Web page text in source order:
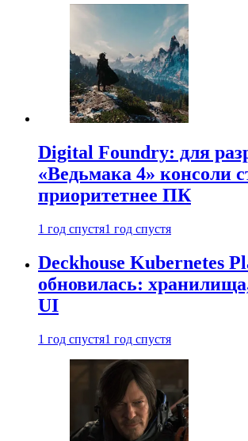
Digital Foundry: для
«Ведьмака 4» консоли
приоритетнее ПК
1 год спустя1 год спустя
Deckhouse Kubernetes
обновилась:
UI
1 год спустя1 год спустя